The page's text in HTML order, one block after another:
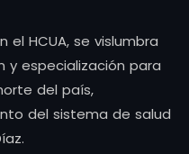
el HCUA, se vislumbra
especialización para
del país,
del sistema de salud